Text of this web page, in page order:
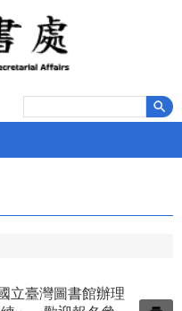
立臺灣圖書館辦理